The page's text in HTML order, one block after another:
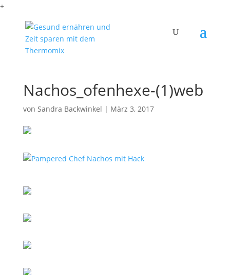
+
Nachos_ofenhexe-(1)web
von Sandra Backwinkel | März 3, 2017